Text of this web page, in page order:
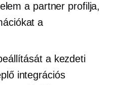
a partner profilja,
a
a kezdeti
integrációs